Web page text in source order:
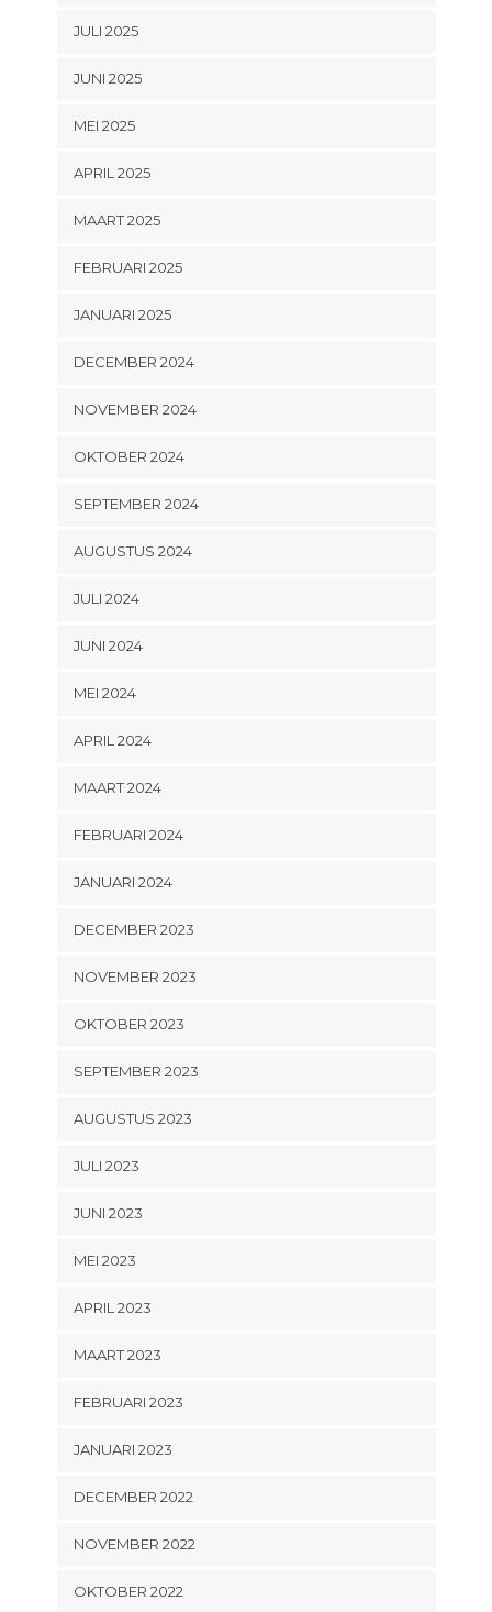
JULI 2025
JUNI 2025
MEI 2025
APRIL 2025
MAART 2025
FEBRUARI 2025
JANUARI 2025
DECEMBER 2024
NOVEMBER 2024
OKTOBER 2024
SEPTEMBER 2024
AUGUSTUS 2024
JULI 2024
JUNI 2024
MEI 2024
APRIL 2024
MAART 2024
FEBRUARI 2024
JANUARI 2024
DECEMBER 2023
NOVEMBER 2023
OKTOBER 2023
SEPTEMBER 2023
AUGUSTUS 2023
JULI 2023
JUNI 2023
MEI 2023
APRIL 2023
MAART 2023
FEBRUARI 2023
JANUARI 2023
DECEMBER 2022
NOVEMBER 2022
OKTOBER 2022